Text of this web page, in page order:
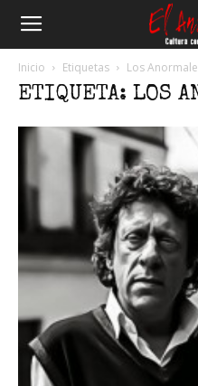
Inicio Etiquetas Los
ETIQUETA: LOS